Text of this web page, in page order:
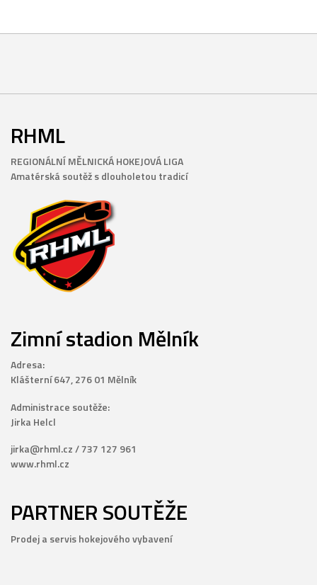
RHML
REGIONÁLNÍ MĚLNICKÁ HOKEJOVÁ LIGA
Amatérská soutěž s dlouholetou tradicí
Zimní stadion Mělník
Adresa:
Klášterní 647, 276 01 Mělník
Administrace soutěže:
Jirka Helcl
jirka@rhml.cz / 737 127 961
www.rhml.cz
PARTNER SOUTĚŽE
Prodej a servis hokejového vybavení